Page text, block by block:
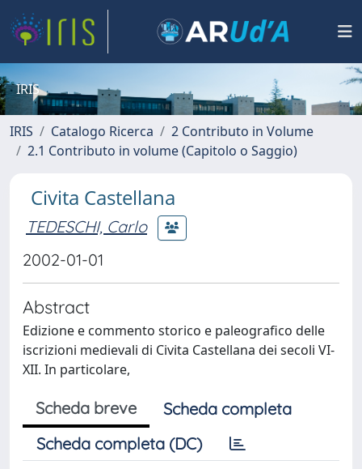
IRIS
IRIS Catalogo Ricerca
2 Contributo in Volume
2.1 Contributo in volume (Capitolo o Saggio)
Civita Castellana
TEDESCHI, Carlo
2002-01-01
Abstract
Edizione e commento storico e paleografico delle
iscrizioni medievali di Civita Castellana dei secoli VI-
XII. In particolare,
Scheda breve
Scheda completa
Scheda completa (DC)